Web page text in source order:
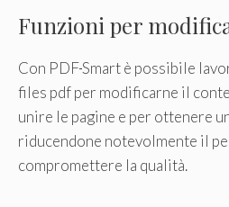
Funzioni per
Con PDFSmart è possibile
files pdf per modificarne il
unire le pagine e per ottenere
riducendone notevolmente il
compromettere la qualità.